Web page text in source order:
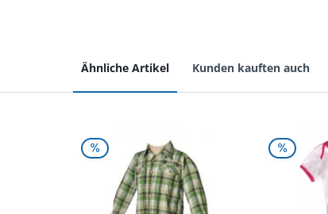
Ähnliche Artikel Kunden kauften auch